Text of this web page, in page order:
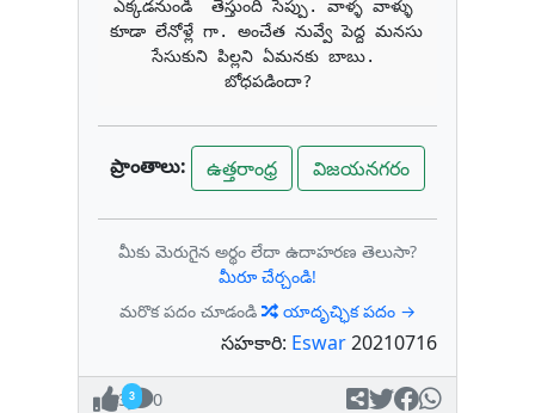
ఎక్కడనుండి  తెస్తుంది సెప్పు. వాళ్ళ వాళ్ళు
కూడా లేనోళ్లే గా. అంచేత నువ్వే పెద్ద మనసు
సేసుకుని పిల్లని ఏమనకు బాబు.
బోధపడిందా?
ప్రాంతాలు: ఉత్తరాంధ్ర విజయనగరం
మీకు మెరుగైన అర్థం లేదా ఉదాహరణ తెలుసా?
మీరూ చేర్చండి!
మరొక పదం చూడండి
యాదృచ్ఛిక పదం →
సహకారి: Eswar20210716
3 0